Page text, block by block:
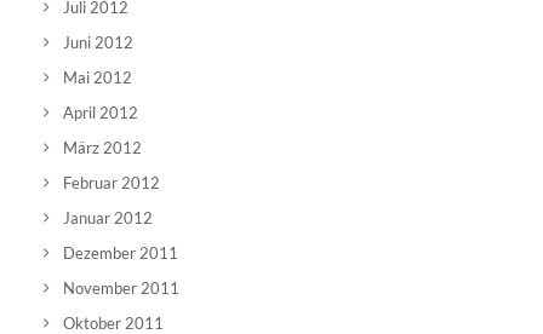
Juli 2012
Juni 2012
Mai 2012
April 2012
März 2012
Februar 2012
Januar 2012
Dezember 2011
November 2011
Oktober 2011